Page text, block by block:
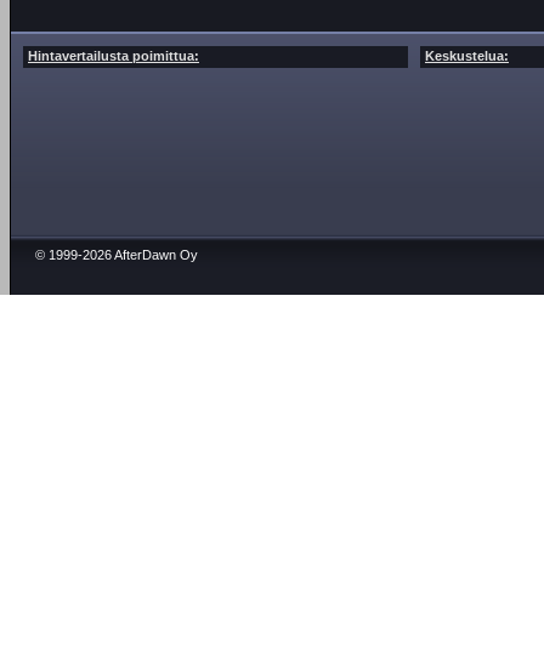
Hintavertailusta poimittua: Keskustelua:
© 1999-2026 AfterDawn Oy